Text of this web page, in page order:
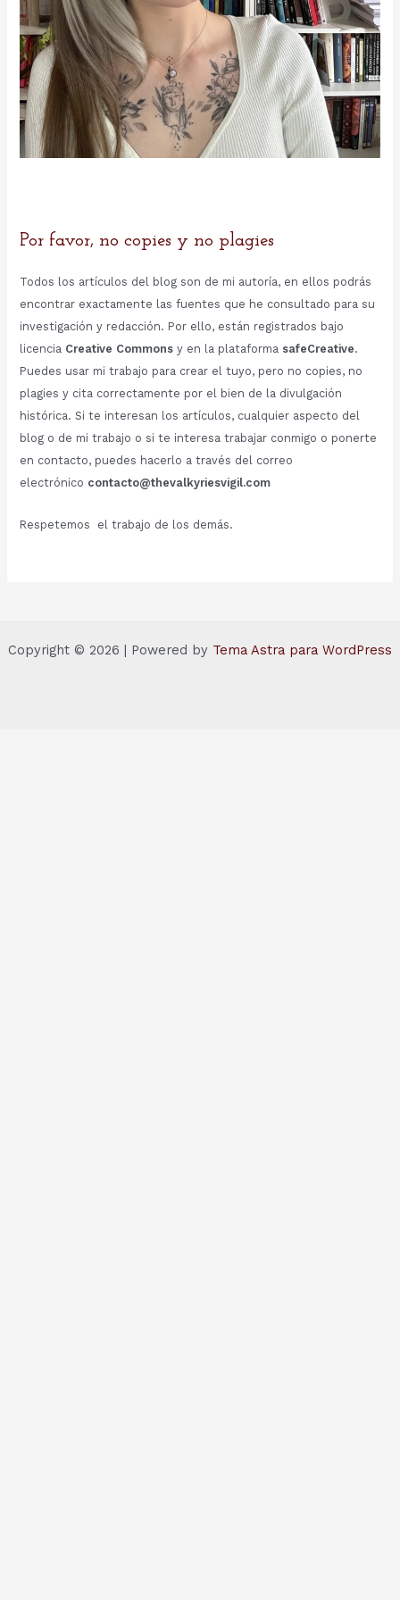
Por favor, no copies y no plagies
Todos los artículos del blog son de mi autoría, en ellos podrás
encontrar exactamente las fuentes que he consultado para su
investigación y redacción. Por ello, están registrados bajo
licencia Creative Commonsy en la plataforma safeCreative.
Puedes usar mi trabajo para crear el tuyo, pero no copies, no
plagies y cita correctamente por el bien de la divulgación
histórica. Si te interesan los artículos, cualquier aspecto del
blog o de mi trabajo o si te interesa trabajar conmigo o ponerte
en contacto, puedes hacerlo a través del correo
electrónico contacto@thevalkyriesvigil.com
Respetemos el trabajo de los demás.
Copyright © 2026 | Powered by Tema Astra para WordPress